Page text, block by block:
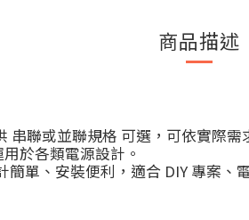
商品描述
串聯或並聯規格 可選，可依實際
於各類電源設計。
單、安裝便利，適合 DIY 專案